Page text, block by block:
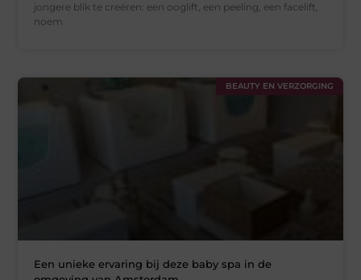
jongere blik te creëren: een ooglift, een peeling, een facelift,
noem
BEAUTY EN VERZORGING
Een unieke ervaring bij deze baby spa in de